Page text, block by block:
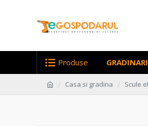
Produse
Casa si gradina Scule